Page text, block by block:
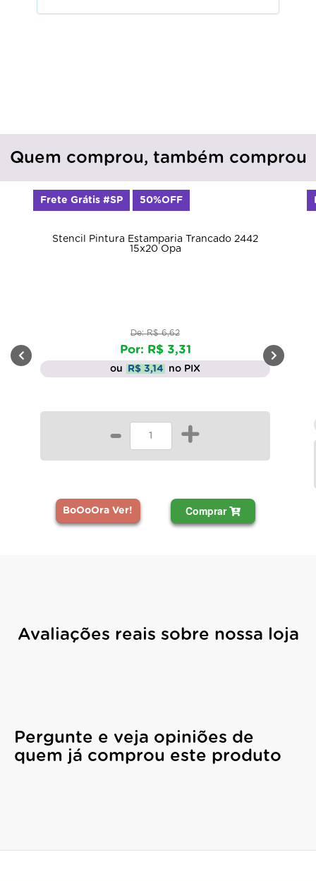
Quem comprou, também comprou
Stencil Pintura Estamparia Trancado 2442
15x20 Opa
De: R$ 6,62
Por: R$ 3,31
ou R$ 3,14 no PIX
- +
BoOoOra Ver! Comprar
Frete Grátis #SP 50%OFF
Avaliações reais sobre nossa loja
Pergunte e veja opiniões de
quem já comprou este produto